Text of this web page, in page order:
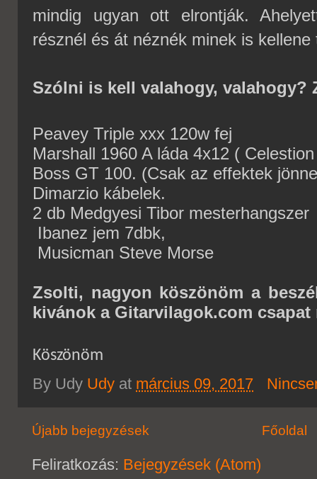
mindig ugyan ott elrontják.
résznél és át néznék minek is
Szólni is kell valahogy,
Peavey Triple xxx 120w fej
Marshall 1960 A láda 4x12 (
Boss GT 100. (Csak az effektek
Dimarzio kábelek.
2 db Medgyesi Tibor mesterhangszer
Ibanez jem 7dbk,
Musicman Steve Morse
Zsolti, nagyon köszönöm a
kivánok a Gitarvilagok.com csapat
Köszönöm
By Udy Udy at március 09, 2017
Újabb bejegyzések Főoldal
Feliratkozás: Bejegyzések (Atom)